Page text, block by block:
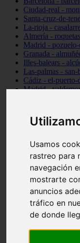
Usamos
rastreo para
navegación
mostrarte
anuncios
tráfico en
de donde
Ciudad-real -
Santa-cruz-de-
La-rioja -
Almería -
Madrid - pozuelo-
Granada -
Illes-balears -
Las-palmas -
Cádiz - el-puerto-
Madrid -
Cantabria - suances
Sevilla - bormujos
Málaga - júzcar
Huesca - alquézar
Huesca -
Lleida - alt-àneu
Córdoba -
Navarra - zangoza
Cantabria -
Barcelona - la-
Murcia -